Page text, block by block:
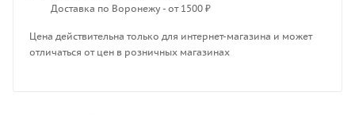
Доставка по Воронежу - от 1500 ₽
Цена действительна только для интернет-магазина и может
отличаться от цен в розничных магазинах